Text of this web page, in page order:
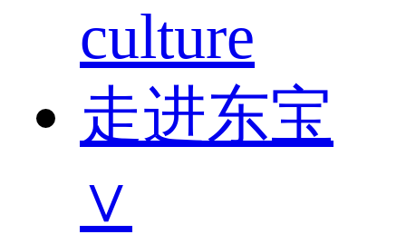
culture
走进东宝
∨